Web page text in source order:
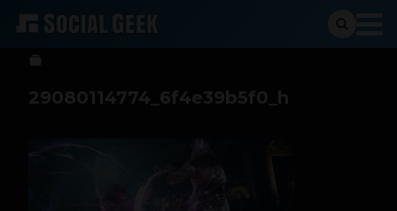
Marcela Montoya 19 de septiembre de 2016
29080114774_6f4e39b5f0_h